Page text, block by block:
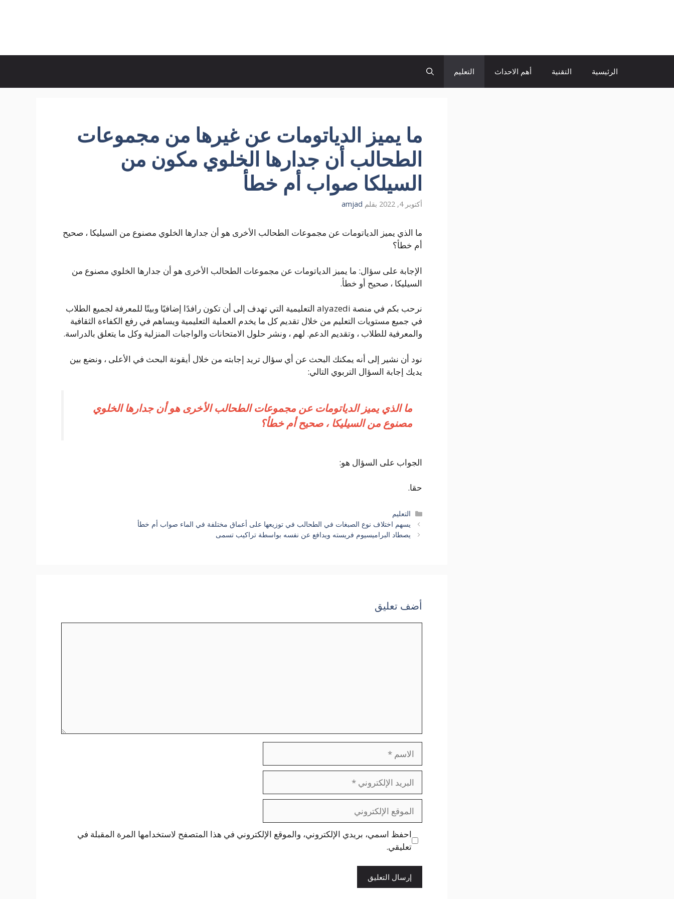
الرئيسية التقنية أهم الاحداث التعليم
ما يميز الدياتومات عن غيرها من مجموعات
الطحالب أن جدارها الخلوي مكون من
السيلكا صواب أم خطأ
أكتوبر 4, 2022 بقلم amjad
ما الذي يميز الدياتومات عن مجموعات الطحالب الأخرى هو أن جدارها الخلوي مصنوع من السيليكا ، صحيح
أم خطأ؟
الإجابة على سؤال: ما يميز الدياتومات عن مجموعات الطحالب الأخرى هو أن جدارها الخلوي مصنوع من
السيليكا ، صحيح أو خطأ.
نرحب بكم في منصة alyazedi التعليمية التي تهدف إلى أن تكون رافدًا إضافيًا وبيتًا للمعرفة لجميع الطلاب
في جميع مستويات التعليم من خلال تقديم كل ما يخدم العملية التعليمية ويساهم في رفع الكفاءة الثقافية
والمعرفية للطلاب ، وتقديم الدعم. لهم ، ونشر حلول الامتحانات والواجبات المنزلية وكل ما يتعلق بالدراسة.
نود أن نشير إلى أنه يمكنك البحث عن أي سؤال تريد إجابته من خلال أيقونة البحث في الأعلى ، ونضع بين
يديك إجابة السؤال التربوي التالي:
ما الذي يميز الدياتومات عن مجموعات الطحالب الأخرى هو أن جدارها الخلوي
مصنوع من السيليكا ، صحيح أم خطأ؟
الجواب على السؤال هو:
حقا.
التصنيفات
التعليم
يسهم اختلاف نوع الصبغات في الطحالب في توزيعها على أعماق مختلفة في الماء صواب أم خطأ
يصطاد البراميسيوم فريسته ويدافع عن نفسه بواسطة تراكيب تسمى
أضف تعليق
الاسم
البريد
الإلكتروني
الموقع
الإلكتروني
احفظ اسمي، بريدي الإلكتروني، والموقع الإلكتروني في هذا المتصفح لاستخدامها المرة المقبلة في
تعليقي.